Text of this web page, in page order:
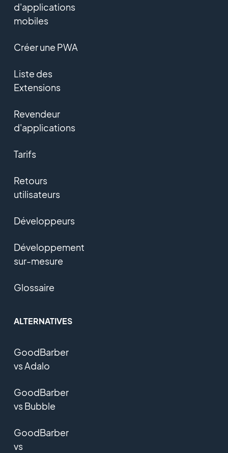
d'applications
mobiles
Créer une PWA
Liste des
Extensions
Revendeur
d'applications
Tarifs
Retours
utilisateurs
Développeurs
Développement
sur-mesure
Glossaire
ALTERNATIVES
GoodBarber
vs Adalo
GoodBarber
vs Bubble
GoodBarber
vs